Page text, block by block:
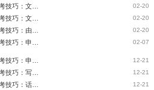
02-20
02-20
02-20
02-07
12-21
12-21
12-21